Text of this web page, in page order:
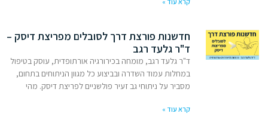
חדשנות פורצת דרך לסובלים מפריצת דיסק –
ד"ר גלעד רגב
ד"ר גלעד רגב, מומחה בכירורגיה אורתופדית, עוסק בטיפול
במחלות עמוד השדרה ובביצוע כל מגוון הניתוחים בתחום,
מסביר על ניתוחי גב זעיר פולשניים לפריצת דיסק. מהי
קרא עוד »